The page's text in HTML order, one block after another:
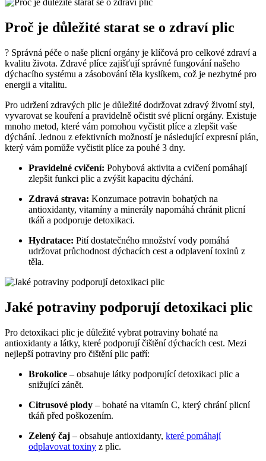
Proč je důležité starat se o zdraví plic
? Správná péče o naše plicní orgány je klíčová pro celkové zdraví a
kvalitu života. Zdravé plíce zajišťují správné fungování našeho
dýchacího systému a zásobování těla kyslíkem, což je nezbytné pro
energii a vitalitu.
Pro udržení zdravých plic je důležité dodržovat zdravý životní styl,
vyvarovat se kouření a pravidelně očistit své plicní orgány. Existuje
mnoho metod, které vám pomohou vyčistit plíce a zlepšit vaše
dýchání. Jednou z efektivních možností je následující expresní plán,
který vám pomůže vyčistit plíce za pouhé 3 dny.
Pravidelné cvičení: Pohybová aktivita a cvičení pomáhají
zlepšit funkci plic a zvýšit kapacitu dýchání.
Zdravá strava: Konzumace potravin bohatých na
antioxidanty, vitamíny a minerály napomáhá chránit plicní
tkáň a podporuje detoxikaci.
Hydratace: Pití dostatečného množství vody pomáhá
udržovat průchodnost dýchacích cest a odplavení toxinů z
těla.
Jaké potraviny podporují detoxikaci plic
Pro detoxikaci plic je důležité vybrat potraviny bohaté na
antioxidanty a látky, které podporují čištění dýchacích cest. Mezi
nejlepší potraviny pro čištění plic patří:
Brokolice – obsahuje látky podporující detoxikaci plic a
snižující zánět.
Citrusové plody – bohaté na vitamín C, který chrání plicní
tkáň před poškozením.
Zelený čaj – obsahuje antioxidanty, které pomáhají
odplavovat toxiny z plic.